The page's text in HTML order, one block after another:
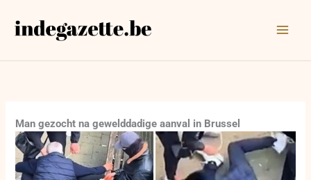
naar
Man gezocht na gewelddadige aanval in Brussel